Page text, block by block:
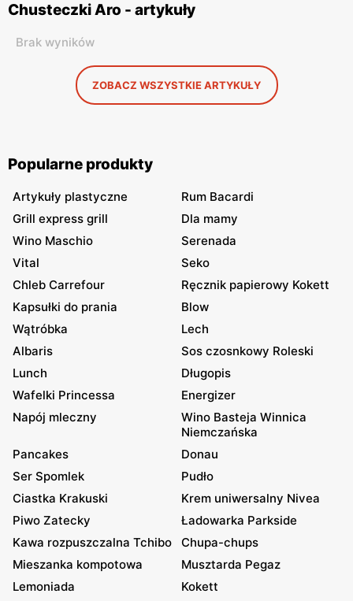
Chusteczki Aro - artykuły
Brak wyników
ZOBACZ WSZYSTKIE ARTYKUŁY
Popularne produkty
Artykuły plastyczne
Rum Bacardi
Grill express grill
Dla mamy
Wino Maschio
Serenada
Vital
Seko
Chleb Carrefour
Ręcznik papierowy Kokett
Kapsułki do prania
Blow
Wątróbka
Lech
Albaris
Sos czosnkowy Roleski
Lunch
Długopis
Wafelki Princessa
Energizer
Napój mleczny
Wino Basteja Winnica
Niemczańska
Pancakes
Donau
Ser Spomlek
Pudło
Ciastka Krakuski
Krem uniwersalny Nivea
Piwo Zatecky
Ładowarka Parkside
Kawa rozpuszczalna Tchibo
Chupa-chups
Mieszanka kompotowa
Musztarda Pegaz
Lemoniada
Kokett